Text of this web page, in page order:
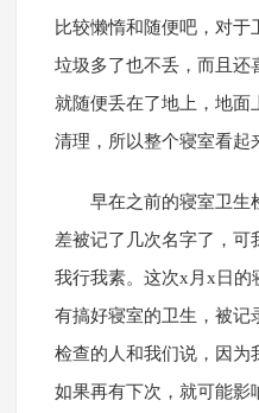
比较懒惰和随便吧，对于
垃圾多了也不丢，而且还
就随便丢在了地上，地面
清理，所以整个寝室看起
早在之前的寝室卫生
差被记了几次名字了，可
我行我素。这次x月x日的
有搞好寝室的卫生，被记
检查的人和我们说，因为
如果再有下次，就可能影